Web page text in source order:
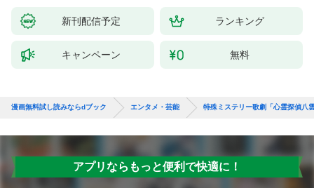
新刊配信予定 ランキング
キャンペーン 無料
漫画無料試し読みならdブック エンタメ・芸能 特殊ミステリー歌劇「心霊探偵八
アプリならもっと便利で快適に！